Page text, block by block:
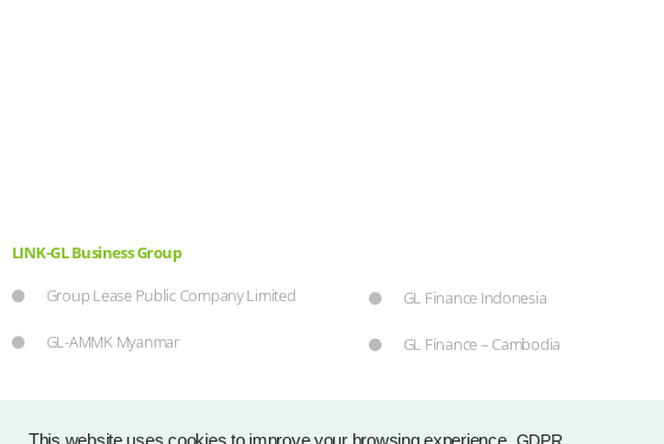
LINK-GL Business Group
Group Lease Public Company Limited
GL-AMMK Myanmar
GL Finance Indonesia
GL Finance – Cambodia
Copyright © 2021 Group